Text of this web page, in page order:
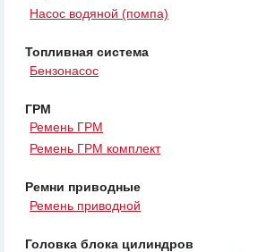
Насос водяной (помпа)
Топливная система
Бензонасос
ГРМ
Ремень ГРМ
Ремень ГРМ комплект
Ремни приводные
Ремень приводной
Головка блока цилиндров